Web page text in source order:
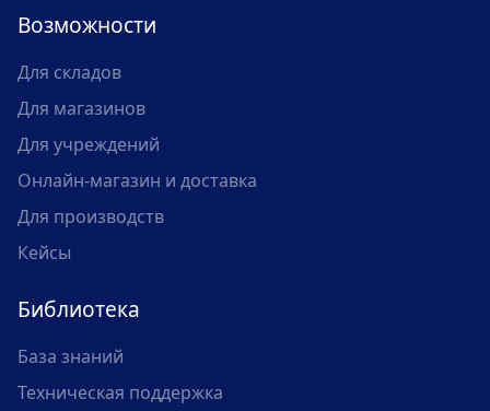
Возможности
Для складов
Для магазинов
Для учреждений
Онлайн-магазин и доставка
Для производств
Кейсы
Библиотека
База знаний
Техническая поддержка